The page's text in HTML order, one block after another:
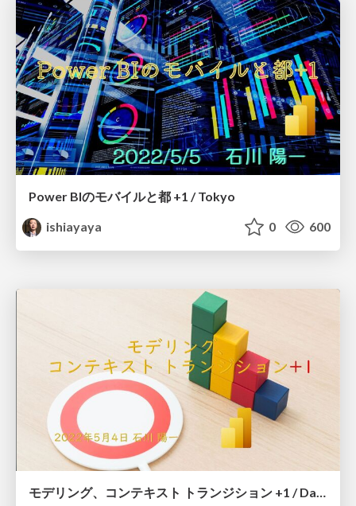
Power BIのモバイルと都 +1 / Tokyo
ishiayaya
0 600
モデリング、コンテキスト トランジション +1 / Data modeling